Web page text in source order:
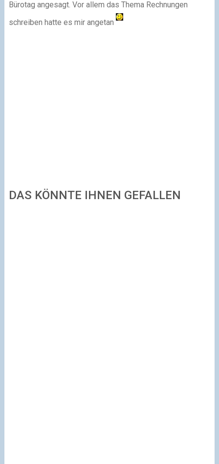
Bürotag angesagt. Vor allem das Thema Rechnungen
schreiben hatte es mir angetan
DAS KÖNNTE IHNEN GEFALLEN